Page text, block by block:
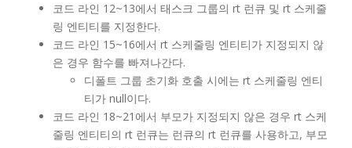
코드 라인 12~13에서 태스크 그룹의 rt 런큐 및 rt 스케줄
링 엔티티를 지정한다.
코드 라인 15~16에서 rt 스케줄링 엔티티가 지정되지 않
은 경우 함수를 빠져나간다.
디폴트 그룹 초기화 호출 시에는 rt 스케줄링 엔티
티가 null이다.
코드 라인 18~21에서 부모가 지정되지 않은 경우 rt 스케
줄링 엔티티의 rt 런큐는 런큐의 rt 런큐를 사용하고, 부모